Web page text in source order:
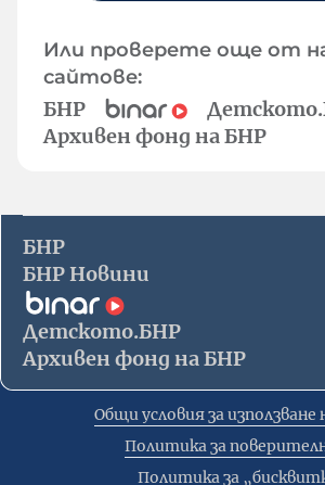
Или проверете още от
сайтове:
БНР
Архивен фонд на БНР
БНР
БНР Новини
Детското.БНР
Архивен фонд на БНР
Общи условия за използване
Политика за
Политика за